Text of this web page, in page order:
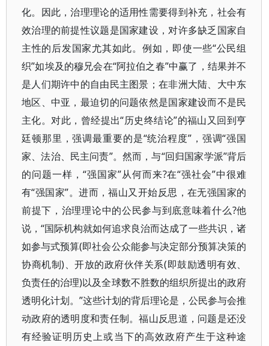
化。因此，治理理论的适用性需要得到补充，社会有
效治理的前提性议题是国家建设，对许多缺乏国家自
主性的后发国家尤其如此。例如，即使一些“公民组
织”如埃及的穆兄会在“阿拉伯之春”中赢了，结果并不
是人们期许中的自由民主图景；在非洲大陆、大中东
地区、中亚，最迫切的问题依然是国家建设而不是民
主化。对此，曾经提出“历史终结论”的福山又回到亨
廷顿那里，强调最重要的是“统治程度”，强调“强国
家、法治、民主问责”。然而，与“回归国家学派”背后
的问题一样，“强国家”从何而来?在“强社会”中很难
有“强国家”。进而，福山又开始反思，在无强国家的
前提下，治理理论中的公民参与到底意味着什么?他
说，“国际机构就如何追求良治而达成了一些共识，诸
如参与式预算(即社会公众能参与决定部分预算决策的
协商机制)、开放的政府伙伴关系(即鼓励透明有效、
负责任的治理)以及全球数不胜数的组织所提出的政府
透明化计划。”这些计划的背后理论是，公民参与会推
动政府的透明度和责任制。福山反思道，问题是还没
有经验证明历史上或当下的高效政府产生于这种途